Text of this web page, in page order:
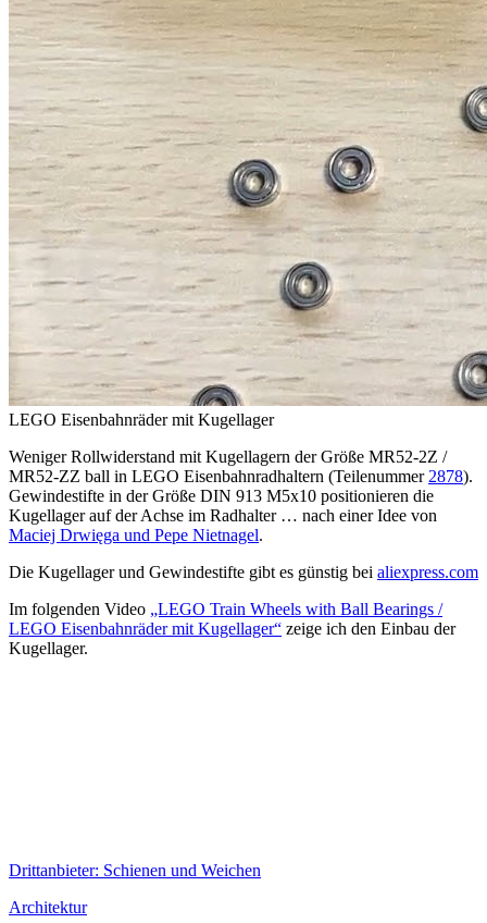
LEGO Eisenbahnräder mit Kugellager
Weniger Rollwiderstand mit Kugellagern der Größe MR52-2Z /
MR52-ZZ ball in LEGO Eisenbahnradhaltern (Teilenummer 2878).
Gewindestifte in der Größe DIN 913 M5x10 positionieren die
Kugellager auf der Achse im Radhalter … nach einer Idee von
Maciej Drwięga und Pepe Nietnagel.
Die Kugellager und Gewindestifte gibt es günstig bei aliexpress.com
Im folgenden Video „LEGO Train Wheels with Ball Bearings /
LEGO Eisenbahnräder mit Kugellager“ zeige ich den Einbau der
Kugellager.
Drittanbieter: Schienen und Weichen
Architektur